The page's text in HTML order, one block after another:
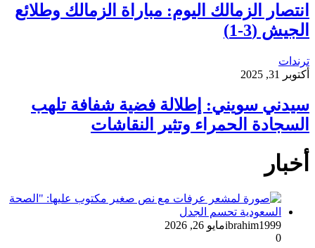
انتصار الزمالك اليوم: مباراة الزمالك وطلائع
الجيش (3-1)
ترندات
أكتوبر 31, 2025
سيدني سويني: إطلالة فضية شفافة تلهب
السجادة الحمراء وتثير النقاشات
أخبار
ibrahim1999مايو 26, 2026
0